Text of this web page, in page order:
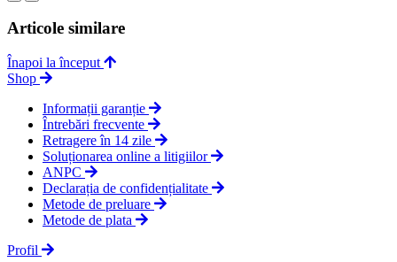
Articole similare
Înapoi la început
Shop
Informații garanție
Întrebări frecvente
Retragere în 14 zile
Soluționarea online a litigiilor
ANPC
Declarația de confidențialitate
Metode de preluare
Metode de plata
Profil